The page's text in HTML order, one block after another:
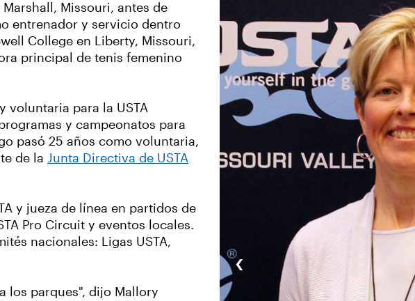
Missouri, antes de
entrenador y servicio dentro
College en Liberty, Missouri,
principal de tenis femenino
voluntaria para la USTA
y campeonatos para
pasó 25 años como voluntaria,
de la Junta Directiva de USTA
y jueza de línea en partidos de
Pro Circuit y eventos locales.
nacionales: Ligas USTA,
los parques", dijo Mallory
‹